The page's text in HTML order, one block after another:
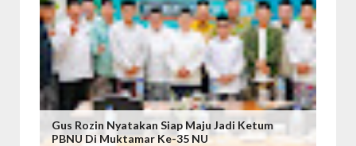
Gus Rozin Nyatakan Siap Maju Jadi Ketum
PBNU Di Muktamar Ke-35 NU